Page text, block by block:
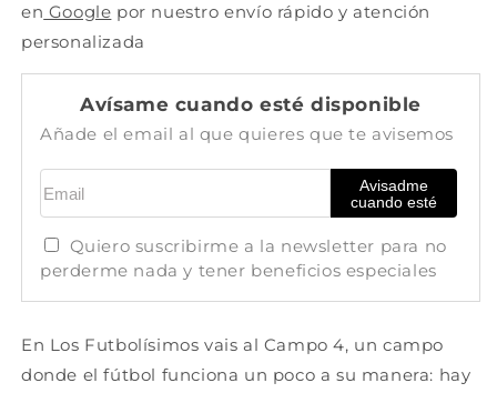
-
10
-
en Google por nuestro envío rápido y atención
personalizada
Avísame cuando esté disponible
Añade el email al que quieres que te avisemos
Avisadme
cuando esté
Quiero suscribirme a la newsletter para no
perderme nada y tener beneficios especiales
En Los Futbolísimos vais al Campo 4, un campo
donde el fútbol funciona un poco a su manera: hay